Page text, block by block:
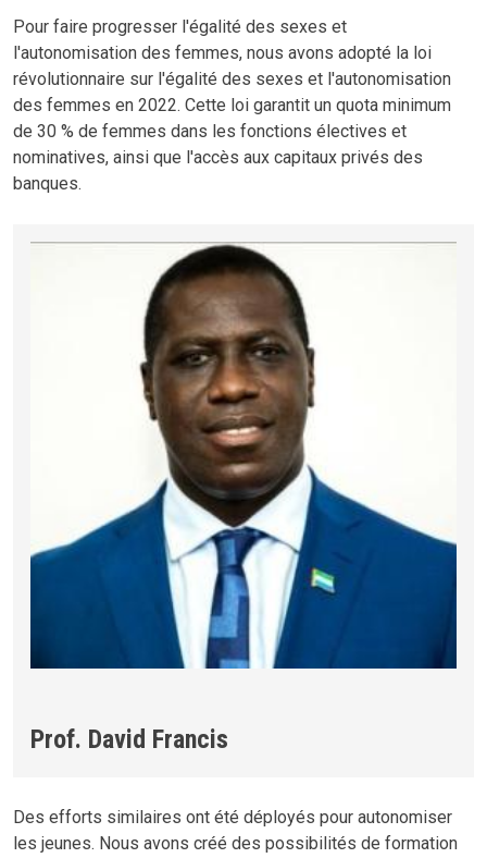
Pour faire progresser l'égalité des sexes et
l'autonomisation des femmes, nous avons adopté la loi
révolutionnaire sur l'égalité des sexes et l'autonomisation
des femmes en 2022. Cette loi garantit un quota minimum
de 30 % de femmes dans les fonctions électives et
nominatives, ainsi que l'accès aux capitaux privés des
banques.
Prof. David Francis
Des efforts similaires ont été déployés pour autonomiser
les jeunes. Nous avons créé des possibilités de formation